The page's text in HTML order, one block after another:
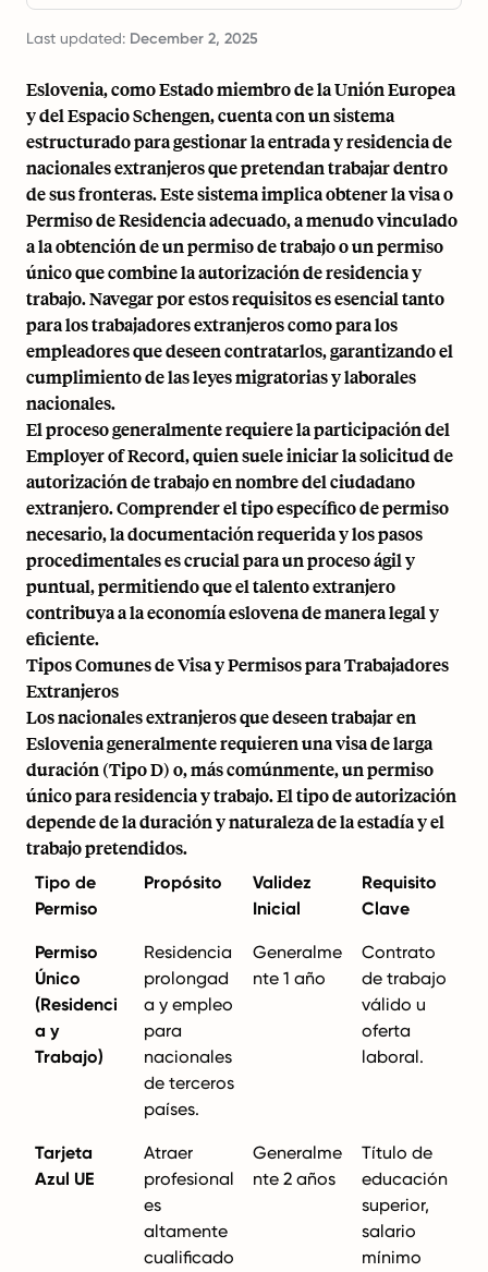
Last updated: December 2, 2025
Eslovenia, como Estado miembro de la Unión Europea
y del Espacio Schengen, cuenta con un sistema
estructurado para gestionar la entrada y residencia de
nacionales extranjeros que pretendan trabajar dentro
de sus fronteras. Este sistema implica obtener la visa o
Permiso de Residencia adecuado, a menudo vinculado
a la obtención de un permiso de trabajo o un permiso
único que combine la autorización de residencia y
trabajo. Navegar por estos requisitos es esencial tanto
para los trabajadores extranjeros como para los
empleadores que deseen contratarlos, garantizando el
cumplimiento de las leyes migratorias y laborales
nacionales.
El proceso generalmente requiere la participación del
Employer of Record, quien suele iniciar la solicitud de
autorización de trabajo en nombre del ciudadano
extranjero. Comprender el tipo específico de permiso
necesario, la documentación requerida y los pasos
procedimentales es crucial para un proceso ágil y
puntual, permitiendo que el talento extranjero
contribuya a la economía eslovena de manera legal y
eficiente.
Tipos Comunes de Visa y Permisos para Trabajadores
Extranjeros
Los nacionales extranjeros que deseen trabajar en
Eslovenia generalmente requieren una visa de larga
duración (Tipo D) o, más comúnmente, un permiso
único para residencia y trabajo. El tipo de autorización
depende de la duración y naturaleza de la estadía y el
trabajo pretendidos.
Tipo de
Permiso
Propósito
Validez
Inicial
Requisito
Clave
Permiso
Único
(Residenci
a y
Trabajo)
Residencia
prolongad
a y empleo
para
nacionales
de terceros
países.
Generalme
nte 1 año
Contrato
de trabajo
válido u
oferta
laboral.
Tarjeta
Azul UE
Atraer
profesional
es
altamente
cualificado
Generalme
nte 2 años
Título de
educación
superior,
salario
mínimo